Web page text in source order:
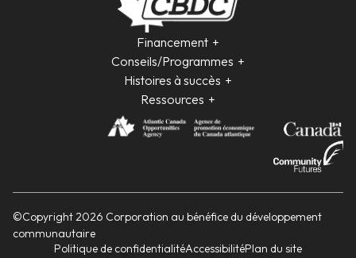
Financement
Conseils/Programmes
Histoires à succès
Ressources
©Copyright 2026 Corporation au bénéfice du développement
communautaire
Politique de confidentialitéAccessibilitéPlan du site